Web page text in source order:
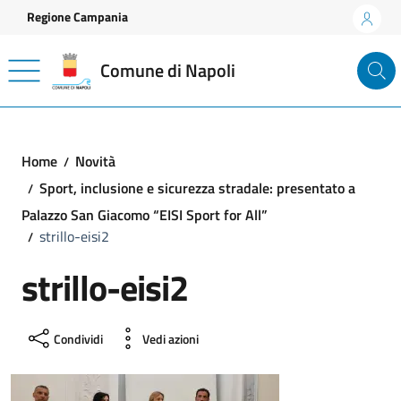
Vai ai contenuti
Vai al footer
Regione Campania
Comune di Napoli
Home
Novità
Sport, inclusione e sicurezza stradale: presentato a
Palazzo San Giacomo “EISI Sport for All”
strillo-eisi2
strillo-eisi2
Condividi Vedi azioni